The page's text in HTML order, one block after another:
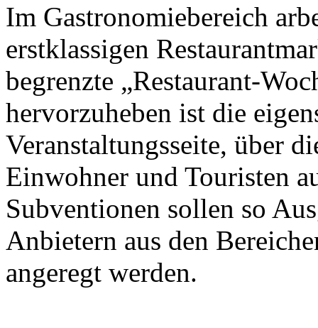
Im Gastronomiebereich
erstklassigen
begrenzte „Restaurant-
hervorzuheben ist die
Veranstaltungsseite, über
Einwohner und Touristen
Subventionen sollen so
Anbietern aus den
angeregt werden.